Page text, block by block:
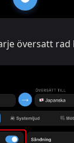
översatt rad